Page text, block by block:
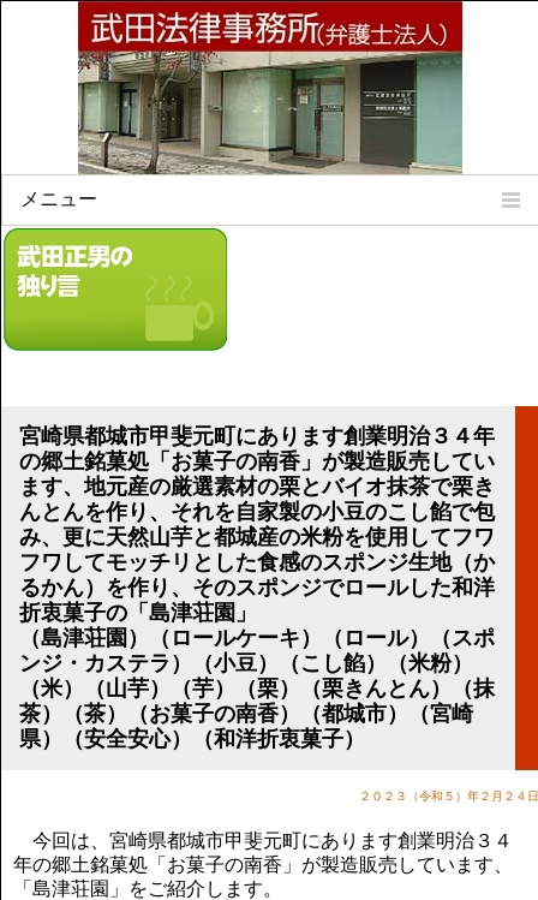
メニュー
Home
所属弁護士
法律相談案内
リンク集
顧問契約について
講演のご案内
気をつけたい法律のポイント
武田正男の独り言
宮崎県都城市甲斐元町にあります創業明治３４年
の郷土銘菓処「お菓子の南香」が製造販売してい
ます、地元産の厳選素材の栗とバイオ抹茶で栗き
んとんを作り、それを自家製の小豆のこし餡で包
み、更に天然山芋と都城産の米粉を使用してフワ
フワしてモッチリとした食感のスポンジ生地（か
るかん）を作り、そのスポンジでロールした和洋
折衷菓子の「島津荘園」
（島津荘園）（ロールケーキ）（ロール）（スポ
ンジ・カステラ）（小豆）（こし餡）（米粉）
（米）（山芋）（芋）（栗）（栗きんとん）（抹
茶）（茶）（お菓子の南香）（都城市）（宮崎
県）（安全安心）（和洋折衷菓子）
２０２３（令和５）年２月２４日
今回は、宮崎県都城市甲斐元町にあります創業明治３４
年の郷土銘菓処「お菓子の南香」が製造販売しています、
「島津荘園」をご紹介します。